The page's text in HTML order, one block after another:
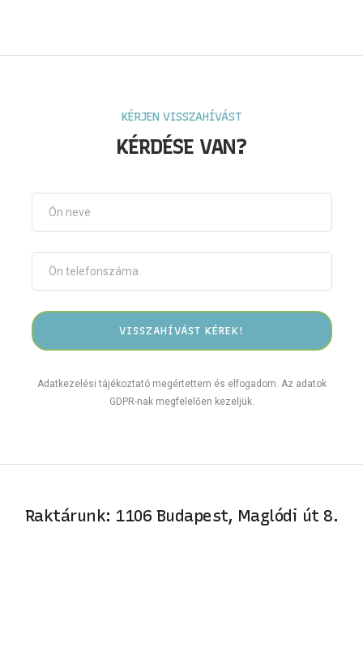
KÉRJEN VISSZAHÍVÁST
KÉRDÉSE VAN?
Adatkezelési tájékoztató megértettem és elfogadom. Az adatok
GDPR-nak megfelelően kezeljük.
Raktárunk: 1106 Budapest, Maglódi út 8.